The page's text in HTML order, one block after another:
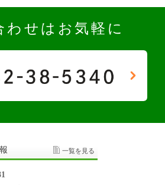
わせはお気軽に
一覧を見る